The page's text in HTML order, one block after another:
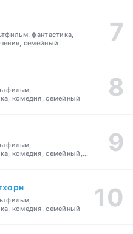
фантастика,
семейный
комедия, семейный
комедия, семейный,
комедия, семейный